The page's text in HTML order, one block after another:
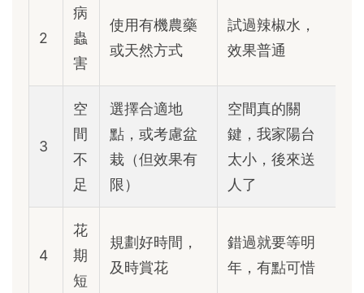
2
病
蟲
害
使用有機農藥
或天然方式
試過辣椒水，
效果普通
3
空
間
不
足
選擇合適地
點，或考慮盆
栽（但效果有
限）
空間真的關
鍵，我家陽台
太小，後來送
人了
4
花
期
短
規劃好時間，
及時賞花
錯過就要等明
年，有點可惜